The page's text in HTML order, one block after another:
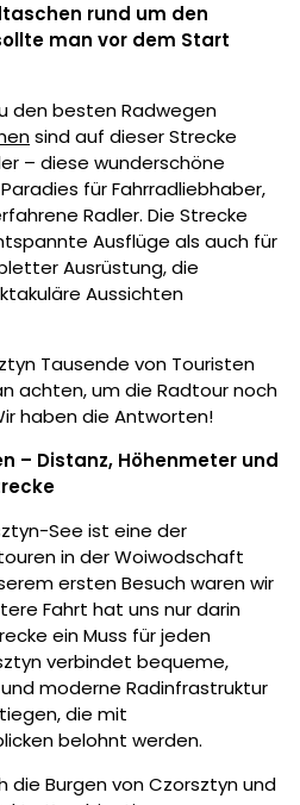
rund um den
man vor dem Start
den besten Radwegen
sind auf dieser Strecke
– diese wunderschöne
für Fahrradliebhaber,
Radler. Die Strecke
Ausflüge als auch für
Ausrüstung, die
Aussichten
Tausende von Touristen
achten, um die Radtour noch
haben die Antworten!
– Distanz, Höhenmeter und
See ist eine der
in der Woiwodschaft
ersten Besuch waren wir
Fahrt hat uns nur darin
ein Muss für jeden
verbindet bequeme,
moderne Radinfrastruktur
die mit
belohnt werden.
die Burgen von Czorsztyn und